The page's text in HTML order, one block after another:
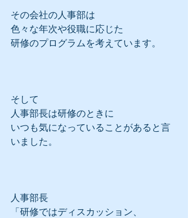
その会社の人事部は
色々な年次や役職に応じた
研修のプログラムを考えています。
そして
人事部長は研修のときに
いつも気になっていることがあると言
いました。
人事部長
「研修ではディスカッション、